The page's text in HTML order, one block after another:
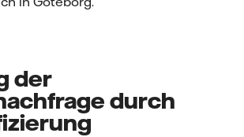
der
durch